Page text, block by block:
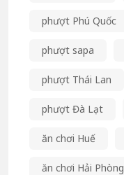
phượt Phú Quốc
phượt sapa
phượt Thái Lan
phượt Đà Lạt
ăn chơi Huế
ăn chơi Hải Phòng